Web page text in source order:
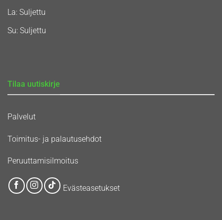
La: Suljettu
Su: Suljettu
Tilaa uutiskirje
Palvelut
Toimitus- ja palautusehdot
Peruuttamisilmoitus
Evästeasetukset